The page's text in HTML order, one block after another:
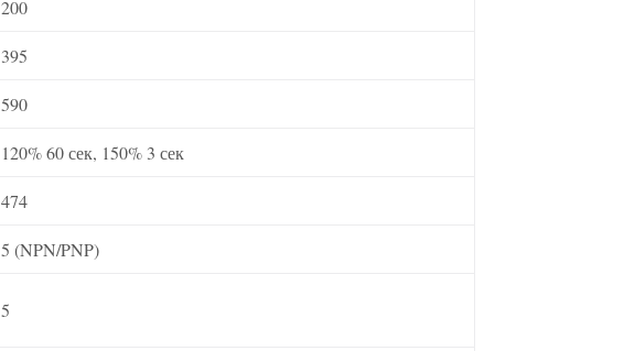
200
395
590
120% 60 сек, 150% 3 сек
474
5 (NPN/PNP)
5